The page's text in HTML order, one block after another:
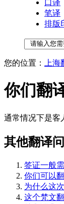
口译
笔译
排版
您的位置： 上
你们翻
通常情况下是客
其他翻译
签证一般
你们可以
为什么这
这个梵文